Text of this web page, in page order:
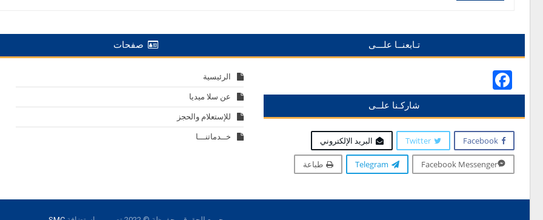
تـابعنــا علـــى
شاركـنا علــى
Facebook
Twitter البريد الإلكتروني
Facebook Messenger
Telegram طباعة
صفحات
الرئيسية
عن سلا ميديا
للإستعلام والحجز
خــدماتنـــا